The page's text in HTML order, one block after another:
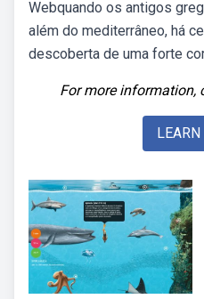
Webquando os antigos
além do mediterrâneo, há
descoberta de uma forte
For more information,